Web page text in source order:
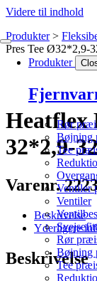
Videre til indhold
Produkter
Rør
Bøjning
Tee
Ventiler
Ventiler
Rør
Bøjning
Tee
Produkter
Pres Tee Ø32*2,9-
Heatflex
32*2,9-
Varenr.
Beskrivelse
Yderligere
Beskrivelse